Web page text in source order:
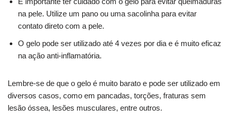
na pele. Utilize um pano ou uma sacolinha para evitar
contato direto com a pele.
O gelo pode ser utilizado até 4 vezes por dia e é muito eficaz
na ação anti-inflamatória.
Lembre-se de que o gelo é muito barato e pode ser utilizado em
diversos casos, como em pancadas, torções, fraturas sem
lesão óssea, lesões musculares, entre outros.